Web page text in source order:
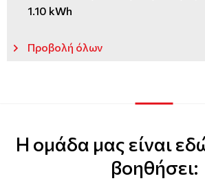
1.10 kWh
Προβολή όλων
Η ομάδα μας είναι
βοηθήσει: